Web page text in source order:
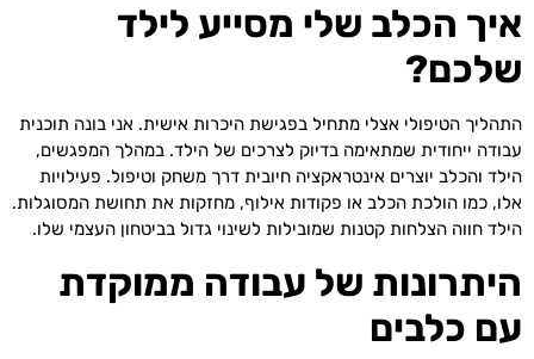
איך הכלב שלי מסייע לילד
שלכם?
התהליך הטיפולי אצלי מתחיל בפגישת היכרות אישית. אני בונה תוכנית
עבודה ייחודית שמתאימה בדיוק לצרכים של הילד. במהלך המפגשים,
הילד והכלב יוצרים אינטראקציה חיובית דרך משחק וטיפול. פעילויות
אלו, כמו הולכת הכלב או פקודות אילוף, מחזקות את תחושת המסוגלות.
הילד חווה הצלחות קטנות שמובילות לשינוי גדול בביטחון העצמי שלו.
היתרונות של עבודה ממוקדת
עם כלבים